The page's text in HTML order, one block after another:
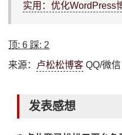
实用：优化WordPress
顶:6 踩: 2
来源： 卢松松博客 QQ/微
发表感想